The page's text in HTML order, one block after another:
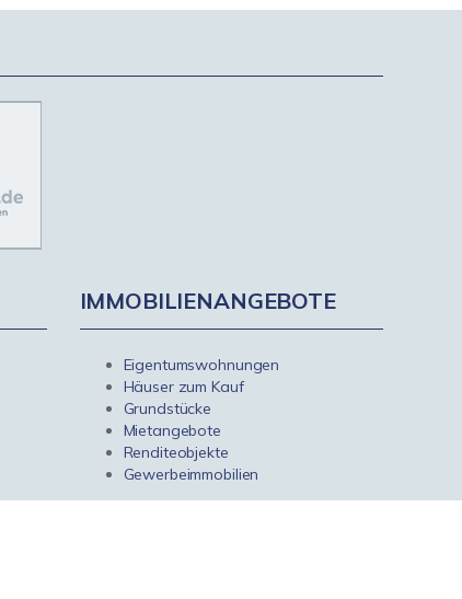
IMMOBILIENANGEBOTE
Eigentumswohnungen
Häuser zum Kauf
Grundstücke
Mietangebote
Renditeobjekte
Gewerbeimmobilien